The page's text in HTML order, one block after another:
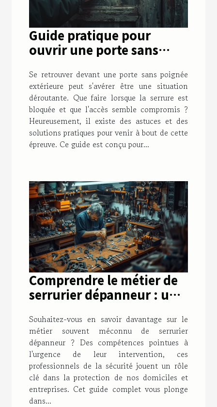
Guide pratique pour
ouvrir une porte sans
astuces et solutions pour
une serrure bloquée
Se retrouver devant une porte sans poignée
extérieure peut s'avérer être une situation
déroutante. Que faire lorsque la serrure est
bloquée et que l'accès semble compromis ?
Heureusement, il existe des astuces et des
solutions pratiques pour venir à bout de cette
épreuve. Ce guide est conçu pour...
Comprendre le métier de
serrurier dépanneur : un
Souhaitez-vous en savoir davantage sur le
métier souvent méconnu de serrurier
dépanneur ? Des compétences pointues à
l'urgence de leur intervention, ces
professionnels de la sécurité jouent un rôle
clé dans la protection de nos domiciles et
entreprises. Cet guide complet vous plonge
dans...